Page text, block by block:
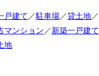
戸建て ／駐車場 ／貸土地 ／
マンション ／ 新築一戸建て
地